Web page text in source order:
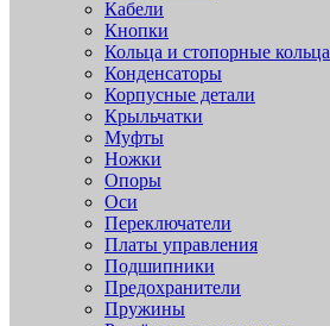
Кабели
Кнопки
Кольца и стопорные кольца
Конденсаторы
Корпусные детали
Крыльчатки
Муфты
Ножки
Опоры
Оси
Переключатели
Платы управления
Подшипники
Предохранители
Пружины